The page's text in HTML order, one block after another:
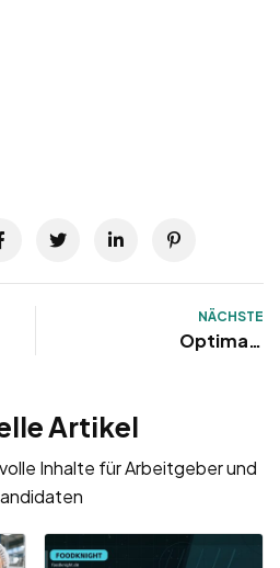
NÄCHSTE
Optimale
Artikel
Inhalte für Arbeitgeber und